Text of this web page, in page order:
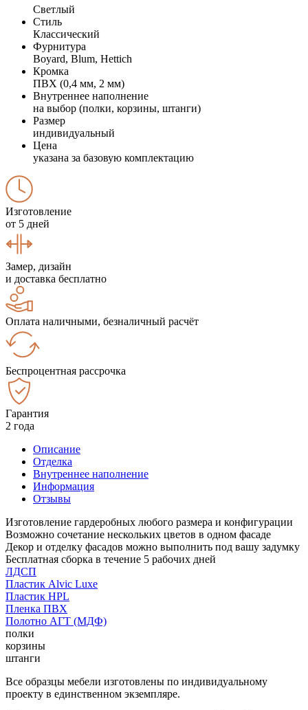
Светлый
Стиль
Классический
Фурнитура
Boyard, Blum, Hettich
Кромка
ПВХ (0,4 мм, 2 мм)
Внутреннее наполнение
на выбор (полки, корзины, штанги)
Размер
индивидуальный
Цена
указана за базовую комплектацию
Изготовление
от 5 дней
Замер, дизайн
и доставка бесплатно
Оплата наличными, безналичный расчёт
Беспроцентная рассрочка
Гарантия
2 года
Описание
Отделка
Внутреннее наполнение
Информация
Отзывы
Изготовление гардеробных любого размера и конфигурации
Возможно сочетание нескольких цветов в одном фасаде
Декор и отделку фасадов можно выполнить под вашу задумку
Бесплатная сборка в течение 5 рабочих дней
ЛДСП
Пластик Alvic Luxe
Пластик HPL
Пленка ПВХ
Полотно АГТ (МДФ)
полки
корзины
штанги
Все образцы мебели изготовлены по индивидуальному
проекту в единственном экземпляре.